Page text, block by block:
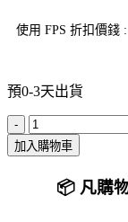
使用 FPS 折扣價錢 :
預0-3天出貨
Ugreen
AC650
5G/2.4G
加入購物車
📦 凡購